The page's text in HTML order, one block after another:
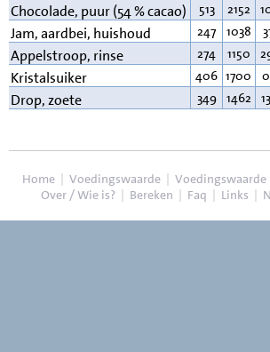
Chocolade, puur (54 % cacao) 513 2152
Jam, aardbei, huishoud 247 1038
Appelstroop, rinse 274 1150
Kristalsuiker 406 1700
Drop, zoete 349 1462
Home | Voedingswaarde |
Over / Wie is? | Bereken | Faq | Links |